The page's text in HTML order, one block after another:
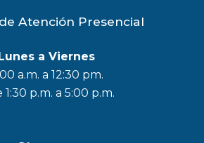
Atención Presencial
a Viernes
a.m. a 12:30 pm.
1:30 p.m. a 5:00 p.m.